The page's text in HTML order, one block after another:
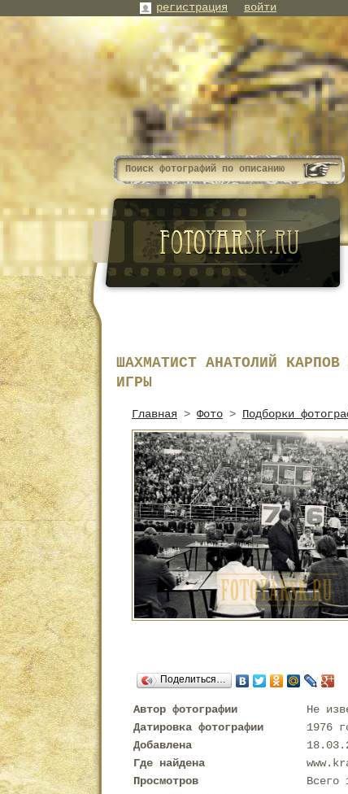
ШАХМАТИСТ АНАТОЛИЙ
ИГРЫ
Главная > Фото > Подборки
Поделиться…
Автор фотографии
Не
Датировка фотографии
1976
Добавлена
Где найдена
Просмотров
Всего
регистрация войти